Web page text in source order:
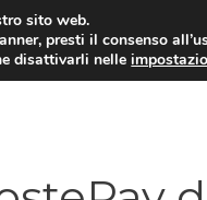
sito web.
presti il consenso
disattivarli nelle